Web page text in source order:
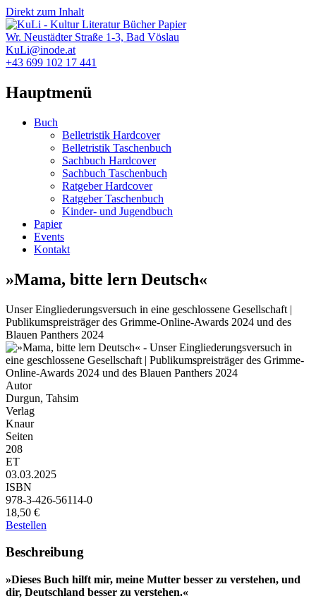
Direkt zum Inhalt
Wr. Neustädter Straße 1-3, Bad Vöslau
KuLi@inode.at
+43 699 102 17 441
Hauptmenü
Buch
Belletristik Hardcover
Belletristik Taschenbuch
Sachbuch Hardcover
Sachbuch Taschenbuch
Ratgeber Hardcover
Ratgeber Taschenbuch
Kinder- und Jugendbuch
Papier
Events
Kontakt
»Mama, bitte lern Deutsch«
Unser Eingliederungsversuch in eine geschlossene Gesellschaft |
Publikumspreisträger des Grimme-Online-Awards 2024 und des
Blauen Panthers 2024
Autor
Durgun, Tahsim
Verlag
Knaur
Seiten
208
ET
03.03.2025
ISBN
978-3-426-56114-0
18,50 €
Bestellen
Beschreibung
»Dieses Buch hilft mir, meine Mutter besser zu verstehen, und
dir, Deutschland besser zu verstehen.«